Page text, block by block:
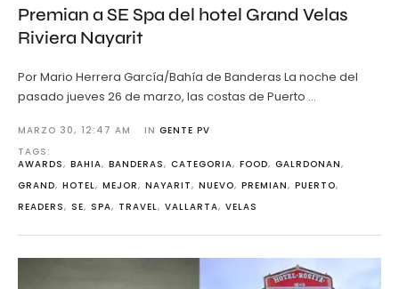
Premian a SE Spa del hotel Grand Velas
Riviera Nayarit
Por Mario Herrera García/Bahía de Banderas La noche del
pasado jueves 26 de marzo, las costas de Puerto …
MARZO 30, 12:47 AM IN GENTE PV
TAGS:
AWARDS, BAHIA, BANDERAS, CATEGORIA, FOOD, GALRDONAN,
GRAND, HOTEL, MEJOR, NAYARIT, NUEVO, PREMIAN, PUERTO,
READERS, SE, SPA, TRAVEL, VALLARTA, VELAS